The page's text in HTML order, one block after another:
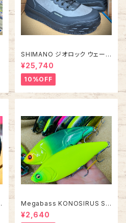
SHIMANO ジオロック ウェーデ
ィングシューズ カットピンフェル
ト FS-284Z【2026年オスス
メ！】
¥25,740
10%OFF
Megabass KONOSIRUS S
WIMMER コノシラススイマー
¥2,640